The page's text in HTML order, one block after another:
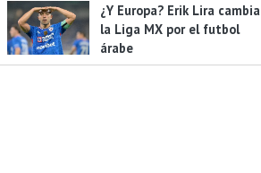
¿Y Europa? Erik Lira cambia
la Liga MX por el futbol
árabe